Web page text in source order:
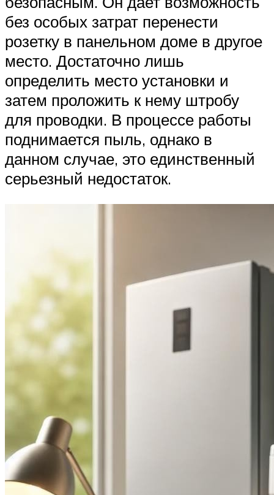
без особых затрат перенести
розетку в панельном доме в другое
место. Достаточно лишь
определить место установки и
затем проложить к нему штробу
для проводки. В процессе работы
поднимается пыль, однако в
данном случае, это единственный
серьезный недостаток.